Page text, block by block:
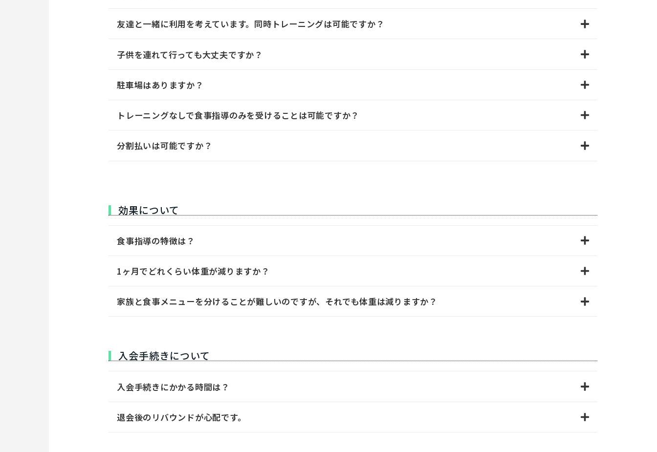
友達と一緒に利用を考えています。同時トレーニングは可能ですか？
子供を連れて行っても大丈夫ですか？
駐車場はありますか？
トレーニングなしで食事指導のみを受けることは可能ですか？
分割払いは可能ですか？
効果について
食事指導の特徴は？
1ヶ月でどれくらい体重が減りますか？
家族と食事メニューを分けることが難しいのですが、それでも体重は減りますか？
入会手続きについて
入会手続きにかかる時間は？
退会後のリバウンドが心配です。